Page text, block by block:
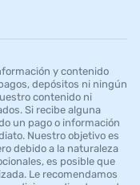
y contenido
depósitos ni ningún
contenido ni
Si recibe alguna
un pago o información
Nuestro objetivo es
debido a la naturaleza
es posible que
Le recomendamos